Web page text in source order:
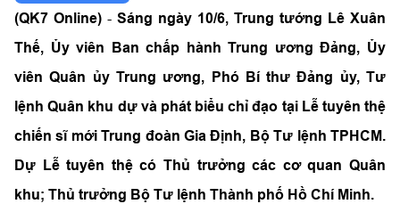
(QK7 Online) - Sáng ngày 10/6, Trung tướng Lê Xuân
Thế, Ủy viên Ban chấp hành Trung ương Đảng, Ủy
viên Quân ủy Trung ương, Phó Bí thư Đảng ủy, Tư
lệnh Quân khu dự và phát biểu chỉ đạo tại Lễ tuyên thệ
chiến sĩ mới Trung đoàn Gia Định, Bộ Tư lệnh TPHCM.
Dự Lễ tuyên thệ có Thủ trưởng các cơ quan Quân
khu; Thủ trưởng Bộ Tư lệnh Thành phố Hồ Chí Minh.